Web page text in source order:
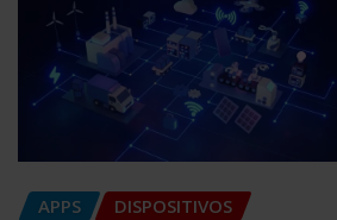
APPS
DISPOSITIVOS